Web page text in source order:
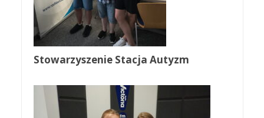
Stowarzyszenie Stacja Autyzm